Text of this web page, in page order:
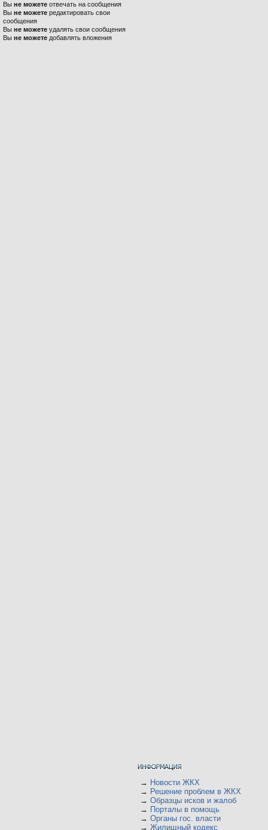
Вы не можете отвечать на сообщения
Вы не можете редактировать свои
сообщения
Вы не можете удалять свои сообщения
Вы не можете добавлять вложения
→ Новости ЖКХ
→ Решение проблем в ЖКХ
→ Образцы исков и жалоб
→ Порталы в помощь
→ Органы гос. власти
→ Жилищный кодекс